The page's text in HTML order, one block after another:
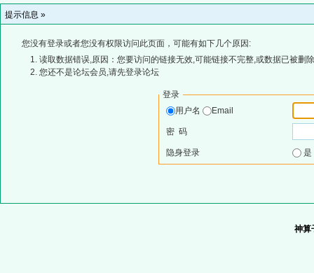
提示信息 »
您没有登录或者您没有权限访问此页面，可能有如下几个原因:
读取数据错误,原因：您要访问的链接无效,可能链接不完整,或数据已被删
您还不是论坛会员,请先登录论坛
登录
用户名
Email
密 码
隐身登录
神算